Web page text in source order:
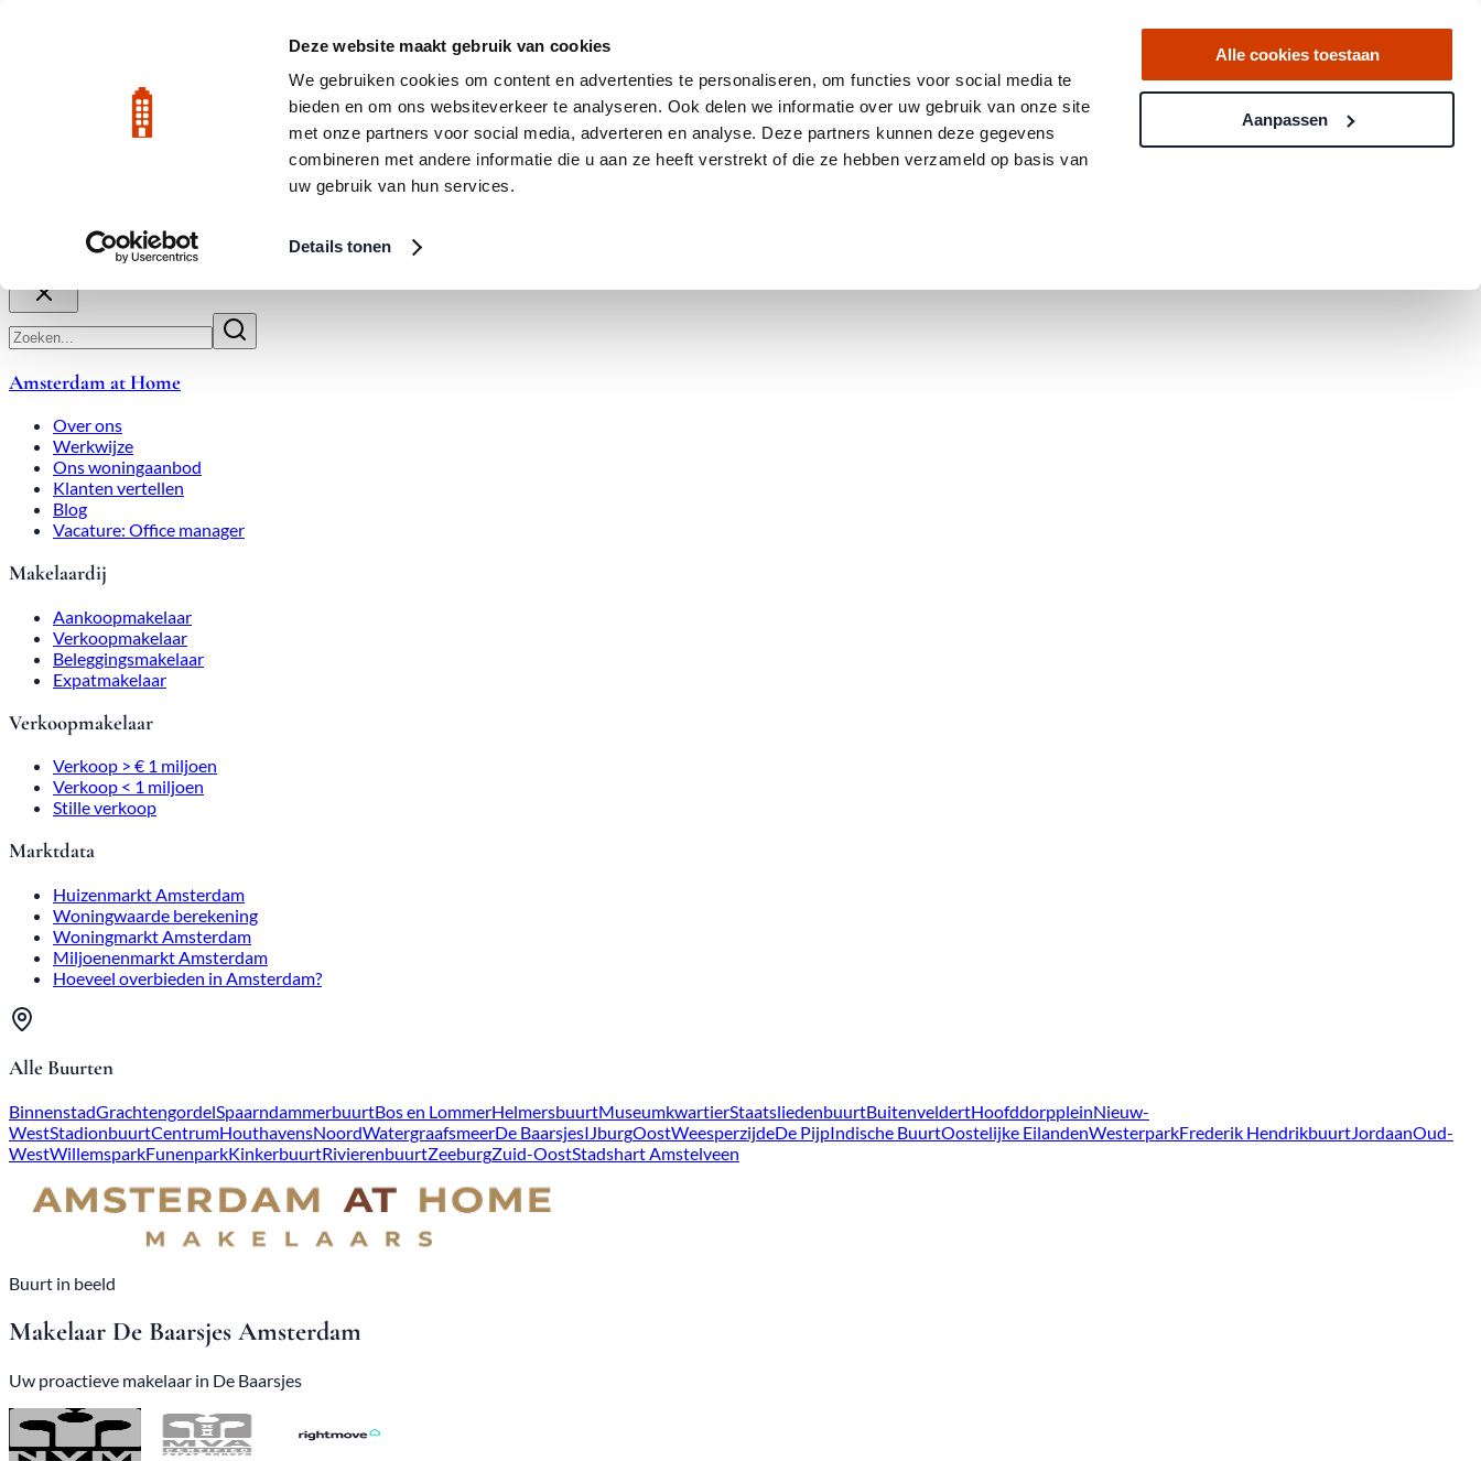
Deze website maakt gebruik van cookies
We gebruiken cookies om content en advertenties te personaliseren, om functies voor social media te
bieden en om ons websiteverkeer te analyseren. Ook delen we informatie over uw gebruik van onze site
met onze partners voor social media, adverteren en analyse. Deze partners kunnen deze gegevens
combineren met andere informatie die u aan ze heeft verstrekt of die ze hebben verzameld op basis van
uw gebruik van hun services.
Details tonen
Alle cookies toestaan
Aanpassen
Jordaan: gemiddeld 3,0% boven de vraagprijs
Beoordeeld met een 9.8
Amsterdam at Home
Over ons
Werkwijze
Ons woningaanbod
Klanten vertellen
Blog
Vacature: Office manager
Makelaardij
Aankoopmakelaar
Verkoopmakelaar
Beleggingsmakelaar
Expatmakelaar
Verkoopmakelaar
Verkoop > € 1 miljoen
Verkoop < 1 miljoen
Stille verkoop
Marktdata
Huizenmarkt Amsterdam
Woningwaarde berekening
Woningmarkt Amsterdam
Miljoenenmarkt Amsterdam
Hoeveel overbieden in Amsterdam?
Alle Buurten
BinnenstadGrachtengordelSpaarndammerbuurtBos en LommerHelmersbuurtMuseumkwartierStaatsliedenbuurtBuitenveldertHoofddorppleinNieuw-
WestStadionbuurtCentrumHouthavensNoordWatergraafsmeerDe BaarsjesIJburgOostWeesperzijdeDe PijpIndische BuurtOostelijke EilandenWesterparkFrederik HendrikbuurtJordaanOud-
WestWillemsparkFunenparkKinkerbuurtRivierenbuurtZeeburgZuid-OostStadshart Amstelveen
Buurt in beeld
Makelaar De Baarsjes Amsterdam
Uw proactieve makelaar in De Baarsjes